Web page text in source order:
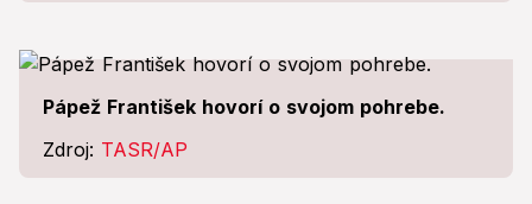
Pápež František hovorí o svojom pohrebe.
Zdroj: TASR/AP